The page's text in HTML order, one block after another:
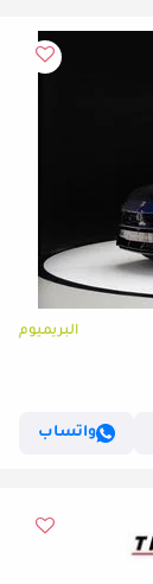
البريميوم
واتساب